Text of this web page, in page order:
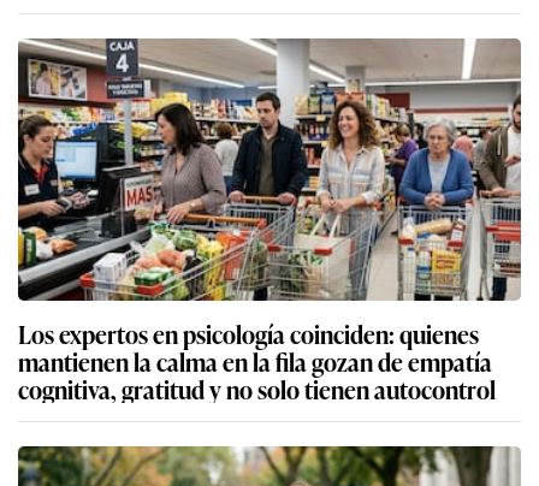
Los expertos en psicología coinciden: quienes
mantienen la calma en la fila gozan de empatía
cognitiva, gratitud y no solo tienen autocontrol